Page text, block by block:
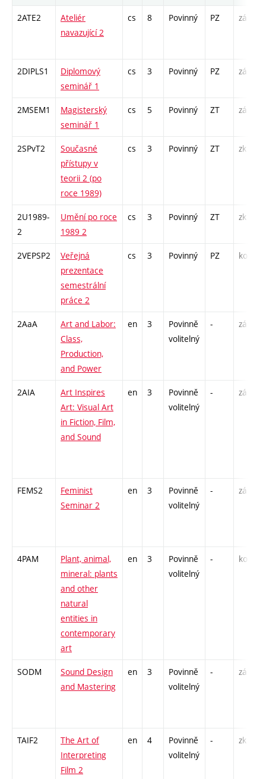
2ATE2
Ateliér
navazující 2
cs 8 Povinný PZ zá
2DIPLS1
Diplomový
seminář 1
cs 3 Povinný PZ zá
2MSEM1
Magisterský
seminář 1
cs 5 Povinný ZT zá
2SPvT2
Současné
přístupy v
teorii 2 (po
roce 1989)
cs 3 Povinný ZT zk
2U1989-
2
Umění po roce
1989 2
cs 3 Povinný ZT zk
2VEPSP2
Veřejná
prezentace
semestrální
práce 2
cs 3 Povinný PZ kol
2AaA
Art and Labor:
Class,
Production,
and Power
en 3
Povinně
volitelný
- zá
2AIA
Art Inspires
Art: Visual Art
in Fiction, Film,
and Sound
en 3
Povinně
volitelný
- zá
FEMS2
Feminist
Seminar 2
en 3
Povinně
volitelný
- zá
4PAM
Plant, animal,
mineral: plants
and other
natural
entities in
contemporary
art
en 3
Povinně
volitelný
- kol
SODM
Sound Design
and Mastering
en 3
Povinně
volitelný
- zá
TAIF2
The Art of
Interpreting
Film 2
en 4
Povinně
volitelný
- zk